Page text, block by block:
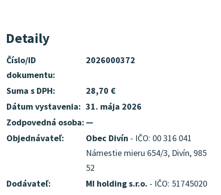
Detaily
Číslo/ID
dokumentu:
2026000372
Suma s DPH:
28,70 €
Dátum vystavenia: 31. mája 2026
Zodpovedná osoba: —
Objednávateľ:
Obec Divín - IČO: 00 316 041
Námestie mieru 654/3, Divín, 985
52
Dodávateľ:
MI holding s.r.o. - IČO: 51745020